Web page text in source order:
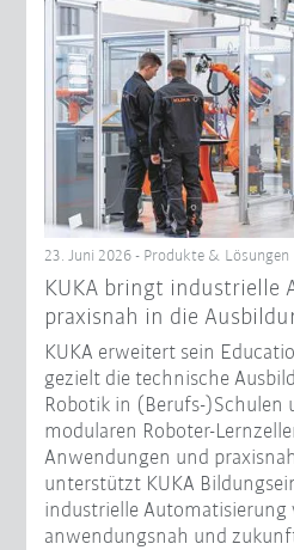
23. Juni 2026 - Produkte & Lösungen
KUKA bringt industrielle
praxisnah in die
KUKA erweitert sein
gezielt die technische
Robotik in (Berufs-)Schulen
modularen Roboter-
Anwendungen und
unterstützt KUKA
industrielle Automatisierung
anwendungsnah und